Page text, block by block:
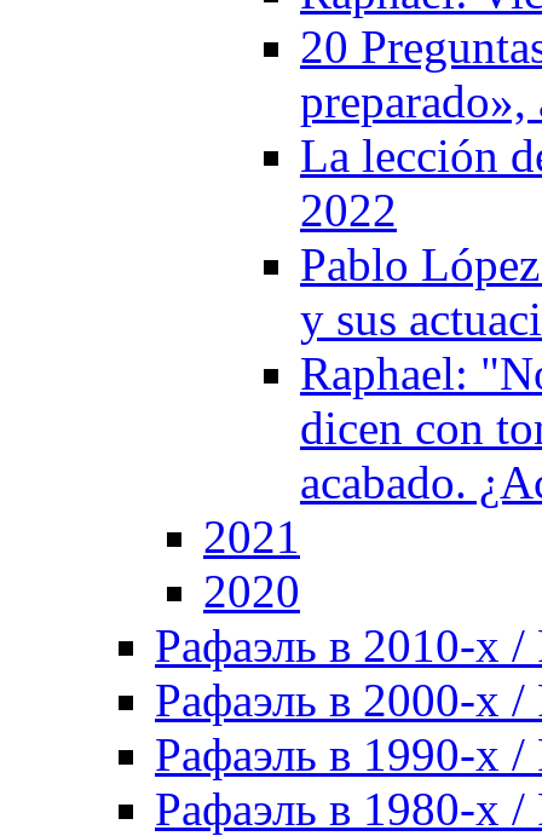
20
preparado»,
La lección
2022
Pablo
y sus
Raphael:
dicen con
acabado.
2021
2020
Рафаэль в 2010-х /
Рафаэль в 2000-х /
Рафаэль в 1990-х /
Рафаэль в 1980-х /